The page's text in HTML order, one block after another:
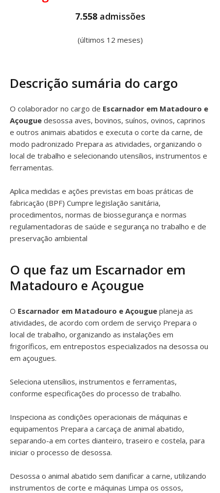
7.558 admissões
(últimos 12 meses)
Descrição sumária do cargo
O colaborador no cargo de Escarnador em Matadouro e
Açougue desossa aves, bovinos, suínos, ovinos, caprinos
e outros animais abatidos e executa o corte da carne, de
modo padronizado Prepara as atividades, organizando o
local de trabalho e selecionando utensílios, instrumentos e
ferramentas.
Aplica medidas e ações previstas em boas práticas de
fabricação (BPF) Cumpre legislação sanitária,
procedimentos, normas de biossegurança e normas
regulamentadoras de saúde e segurança no trabalho e de
preservação ambiental
O que faz um Escarnador em
Matadouro e Açougue
O Escarnador em Matadouro e Açougue planeja as
atividades, de acordo com ordem de serviço Prepara o
local de trabalho, organizando as instalações em
frigoríficos, em entrepostos especializados na desossa ou
em açougues.
Seleciona utensílios, instrumentos e ferramentas,
conforme especificações do processo de trabalho.
Inspeciona as condições operacionais de máquinas e
equipamentos Prepara a carcaça de animal abatido,
separando-a em cortes dianteiro, traseiro e costela, para
iniciar o processo de desossa.
Desossa o animal abatido sem danificar a carne, utilizando
instrumentos de corte e máquinas Limpa os ossos,